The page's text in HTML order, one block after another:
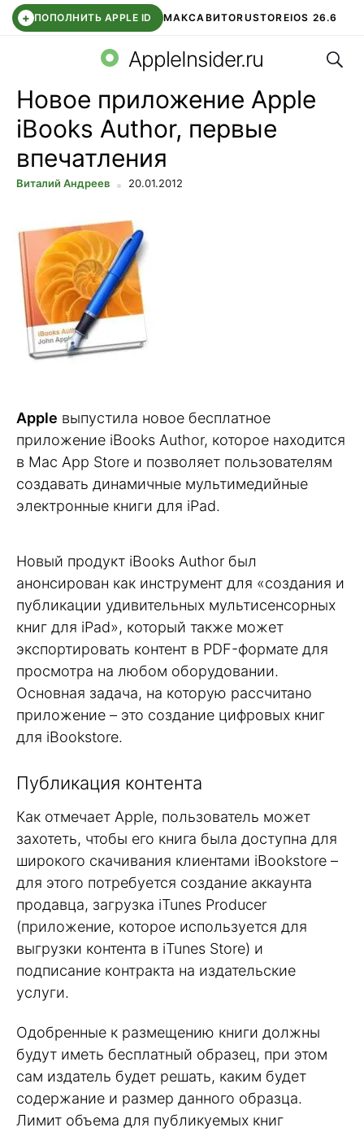
+ ПОПОЛНИТЬ APPLE ID МАКСАВИТОRUSTOREIOS 26.6
СБЕР КИДС ВТБ ОНЛАЙН ЧАТ В ROBLOX
AppleInsider.ru
Новое приложение Apple
iBooks Author, первые
впечатления
Виталий Андреев 20.01.2012
Apple выпустила новое бесплатное
приложение iBooks Author, которое находится
в Mac App Store и позволяет пользователям
создавать динамичные мультимедийные
электронные книги для iPad.
Новый продукт iBooks Author был
анонсирован как инструмент для «создания и
публикации удивительных мультисенсорных
книг для iPad», который также может
экспортировать контент в PDF-формате для
просмотра на любом оборудовании.
Основная задача, на которую рассчитано
приложение – это создание цифровых книг
для iBookstore.
Публикация контента
Как отмечает Apple, пользователь может
захотеть, чтобы его книга была доступна для
широкого скачивания клиентами iBookstore –
для этого потребуется создание аккаунта
продавца, загрузка iTunes Producer
(приложение, которое используется для
выгрузки контента в iTunes Store) и
подписание контракта на издательские
услуги.
Одобренные к размещению книги должны
будут иметь бесплатный образец, при этом
сам издатель будет решать, каким будет
содержание и размер данного образца.
Лимит объема для публикуемых книг